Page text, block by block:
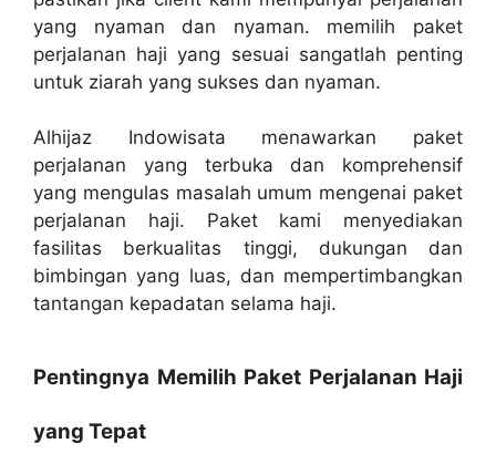
yang nyaman dan nyaman. memilih paket
perjalanan haji yang sesuai sangatlah penting
untuk ziarah yang sukses dan nyaman.
Alhijaz Indowisata menawarkan paket
perjalanan yang terbuka dan komprehensif
yang mengulas masalah umum mengenai paket
perjalanan haji. Paket kami menyediakan
fasilitas berkualitas tinggi, dukungan dan
bimbingan yang luas, dan mempertimbangkan
tantangan kepadatan selama haji.
Pentingnya Memilih Paket Perjalanan Haji
yang Tepat